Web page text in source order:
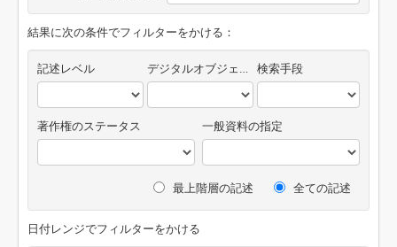
結果に次の条件でフィルターをかける：
記述レベル デジタルオブジェクトの有無 検索手段
著作権のステータス 一般資料の指定
最上階層の記述 全ての記述
日付レンジでフィルターをかける